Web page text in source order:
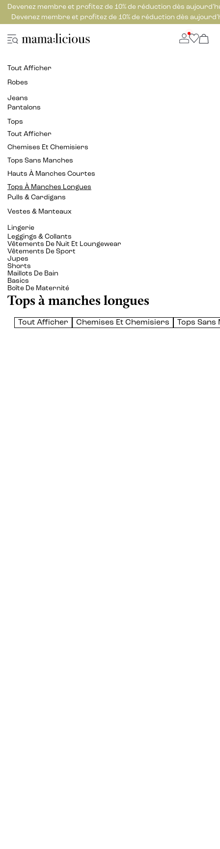
Devenez membre et profitez de 10% de réduction dès
Devenez membre et profitez de 10% de réduction dès
Tout Afficher
Robes
Jeans
Pantalons
Tops
Tout Afficher
Chemises Et Chemisiers
Tops Sans Manches
Hauts À Manches Courtes
Tops À Manches Longues
Pulls & Cardigans
Vestes & Manteaux
Lingerie
Leggings & Collants
Vêtements De Nuit Et Loungewear
Vêtements De Sport
Jupes
Shorts
Maillots De Bain
Basics
Boîte De Maternité
Tops à manches longues
Tout Afficher Chemises Et Chemisiers Tops Sans